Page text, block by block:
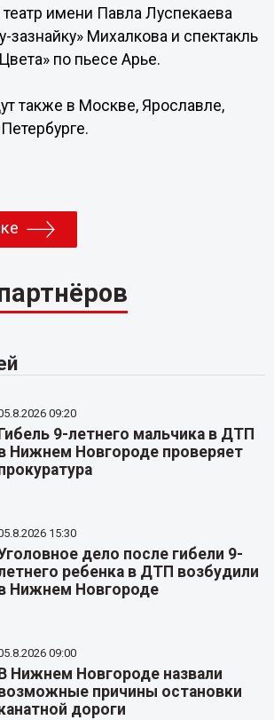
имени Павла Луспекаева
зазнайку» Михалкова и спектакль
по пьесе Арье.
также в Москве, Ярославле,
09:20
Гибель 9-летнего мальчика в ДТП
Нижнем Новгороде проверяет
15:30
дело после гибели 9-
ребенка в ДТП возбудили
Нижнем Новгороде
09:00
В Нижнем Новгороде назвали
причины остановки
дороги